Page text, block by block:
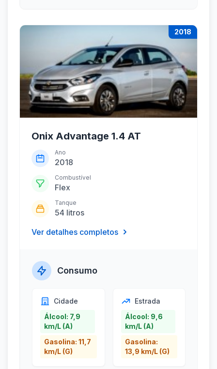
2018
Onix Advantage 1.4 AT
Ano
2018
Combustível
Flex
Tanque
54 litros
Ver detalhes completos
Consumo
Cidade
Álcool: 7,9
km/L (A)
Gasolina: 11,7
km/L (G)
Estrada
Álcool: 9,6
km/L (A)
Gasolina:
13,9 km/L (G)